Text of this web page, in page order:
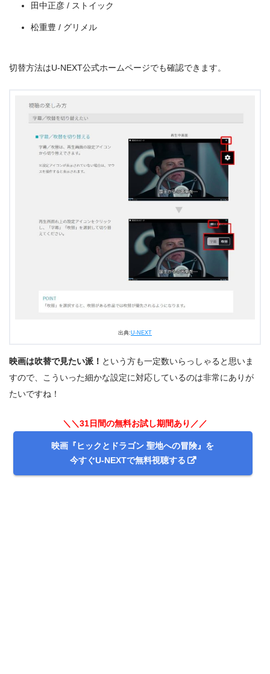
＼＼31日間無料!!お試し解約もOK／／
田中正彦 / ストイック
松重豊 / グリメル
切替方法はU-NEXT公式ホームページでも確認できます。
出典:U-NEXT
映画は吹替で見たい派！ という方も一定数いらっしゃると思いま
すので、こういった細かな設定に対応しているのは非常にありが
たいですね！
＼＼31日間の無料お試し期間あり／／
映画『ヒックとドラゴン 聖地への冒険』を
今すぐU-NEXTで無料視聴する